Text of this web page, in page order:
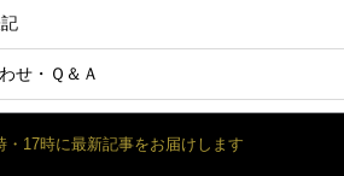
せ・Ｑ＆Ａ
・17時に最新記事をお届けします